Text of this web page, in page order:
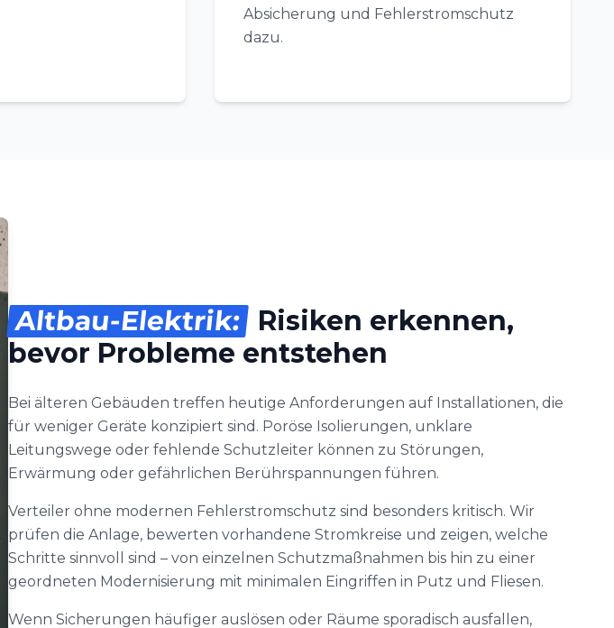
Absicherung und Fehlerstromschutz
dazu.
Altbau-Elektrik: Risiken erkennen,
bevor Probleme entstehen
Bei älteren Gebäuden treffen heutige Anforderungen auf Installationen, die
für weniger Geräte konzipiert sind. Poröse Isolierungen, unklare
Leitungswege oder fehlende Schutzleiter können zu Störungen,
Erwärmung oder gefährlichen Berührspannungen führen.
Verteiler ohne modernen Fehlerstromschutz sind besonders kritisch. Wir
prüfen die Anlage, bewerten vorhandene Stromkreise und zeigen, welche
Schritte sinnvoll sind – von einzelnen Schutzmaßnahmen bis hin zu einer
geordneten Modernisierung mit minimalen Eingriffen in Putz und Fliesen.
Wenn Sicherungen häufiger auslösen oder Räume sporadisch ausfallen,